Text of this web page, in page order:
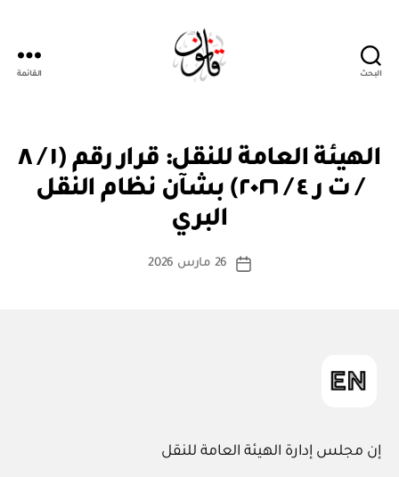
البحث القائمة
التصنيفات
ر
الهيئة العامة للنقل: قرار رقم (١ / ٨
/ ت ر ٤ / ٢٠٢٦) بشآن نظام النقل
البري
كاتب
بو
ة
تاريخ
26 مارس 2026
إن مجلس إدارة الهيئة العامة للنقل